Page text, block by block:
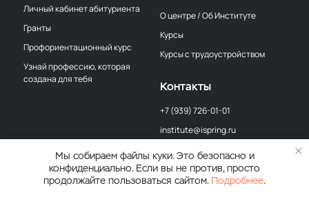
Личный кабинет абитуриента
Гранты
Профориентационный курс
Узнай профессию, которая
создана для тебя
О центре / Об Институте
Курсы
Курсы с трудоустройством
Контакты
+7 (939) 726-01-01
institute@ispring.ru
г. Йошкар-Ола,
ул. Эшкинина, д. 8Б
Мы собираем файлы куки. Это безопасно и
конфиденциально. Если вы не против, просто
продолжайте пользоваться сайтом. Подробнее.